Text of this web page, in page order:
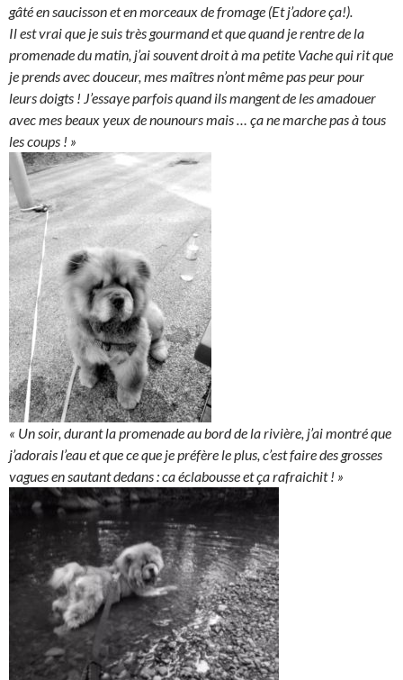
gâté en saucisson et en morceaux de fromage (Et j’adore ça!).
Il est vrai que je suis très gourmand et que quand je rentre de la
promenade du matin, j’ai souvent droit à ma petite Vache qui rit que
je prends avec douceur, mes maîtres n’ont même pas peur pour
leurs doigts ! J’essaye parfois quand ils mangent de les amadouer
avec mes beaux yeux de nounours mais … ça ne marche pas à tous
les coups ! »
« Un soir, durant la promenade au bord de la rivière, j’ai montré que
j’adorais l’eau et que ce que je préfère le plus, c’est faire des grosses
vagues en sautant dedans : ca éclabousse et ça rafraichit ! »